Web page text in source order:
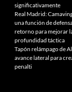
significativamente
Real Madrid:
una función de
retorno para mejorar
profundidad táctica
Tapón relámpago de
avance lateral para
penalti